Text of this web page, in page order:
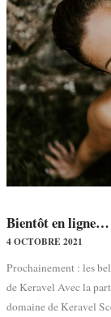
Bientôt en ligne…
4 OCTOBRE 2021
Prochainement : les
de Keravel Avec la
domaine de Keravel